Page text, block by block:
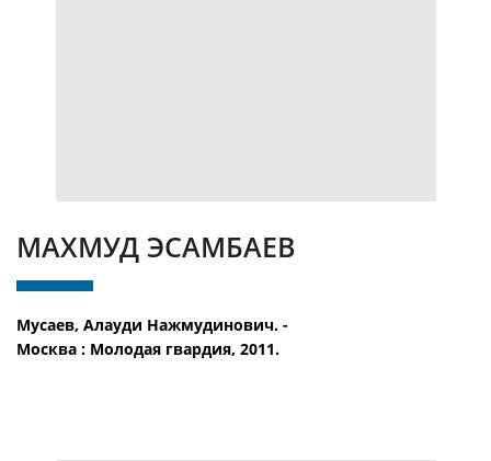
МАХМУД ЭСАМБАЕВ
Мусаев, Алауди Нажмудинович. -
Москва : Молодая гвардия, 2011.